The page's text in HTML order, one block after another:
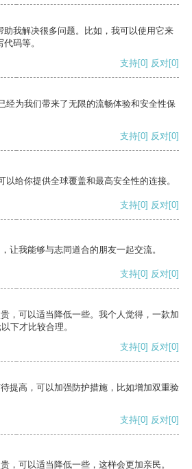
助我解决很多问题。比如，我可以使用它来
码等。
支持[0] 反对[0]
经为我们带来了无限的流畅体验和安全性保
支持[0] 反对[0]
给你提供全球覆盖和最高安全性的连接。
支持[0] 反对[0]
让我能够与志同道合的朋友一起交流。
支持[0] 反对[0]
，可以适当降低一些。我个人觉得，一款加
下才比较合理。
支持[0] 反对[0]
提高，可以加强防护措施，比如增加双重验
支持[0] 反对[0]
，可以适当降低一些，这样会更加亲民。